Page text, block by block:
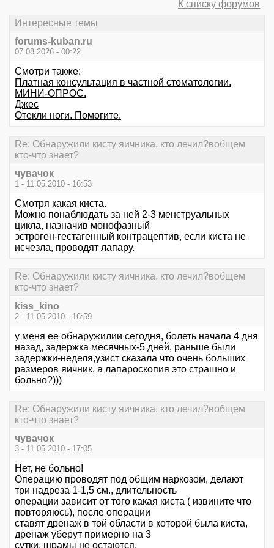
К списку форумов
Интересные темы
forums-kuban.ru
07.08.2026 - 00:22
Смотри также:
Платная консультация в частной стоматологии.
МИНИ-ОПРОС.
Джес
Отекли ноги. Помогите.
Re: Обнаружили кисту яичника. кто лечил?вобщем
кто-что знает?
чувачок
1 - 11.05.2010 - 16:53
Смотря какая киста.
Можно понаблюдать за ней 2-3 менструальных
цикла, назначив монофазный
эстроген-гестагенный контрацептив, если киста не
исчезла, проводят лапару.
Re: Обнаружили кисту яичника. кто лечил?вобщем
кто-что знает?
kiss_kino
2 - 11.05.2010 - 16:59
у меня ее обнаружилии сегодня, болеть начала 4 дня
назад, задержка месячных-5 дней, раньше были
задержки-неделя,узист сказала что очень больших
размеров яичник. а лапароскопия это страшно и
больно?)))
Re: Обнаружили кисту яичника. кто лечил?вобщем
кто-что знает?
чувачок
3 - 11.05.2010 - 17:05
Нет, не больно!
Операцию проводят под общим наркозом, делают
три надреза 1-1,5 см., длительность
операции зависит от того какая киста ( извините что
повторяюсь), после операции
ставят дренаж в той области в которой была киста,
дренаж уберут примерно на 3
сутки, шрамы не остаются.